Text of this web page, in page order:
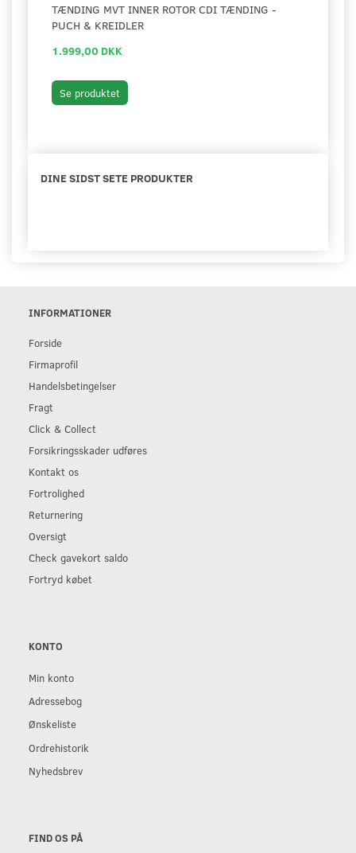
TÆNDING MVT INNER ROTOR CDI TÆNDING -
PUCH & KREIDLER
1.999,00 DKK
Se produktet
DINE SIDST SETE PRODUKTER
INFORMATIONER
Forside
Firmaprofil
Handelsbetingelser
Fragt
Click & Collect
Forsikringsskader udføres
Kontakt os
Fortrolighed
Returnering
Oversigt
Check gavekort saldo
Fortryd købet
KONTO
Min konto
Adressebog
Ønskeliste
Ordrehistorik
Nyhedsbrev
FIND OS PÅ